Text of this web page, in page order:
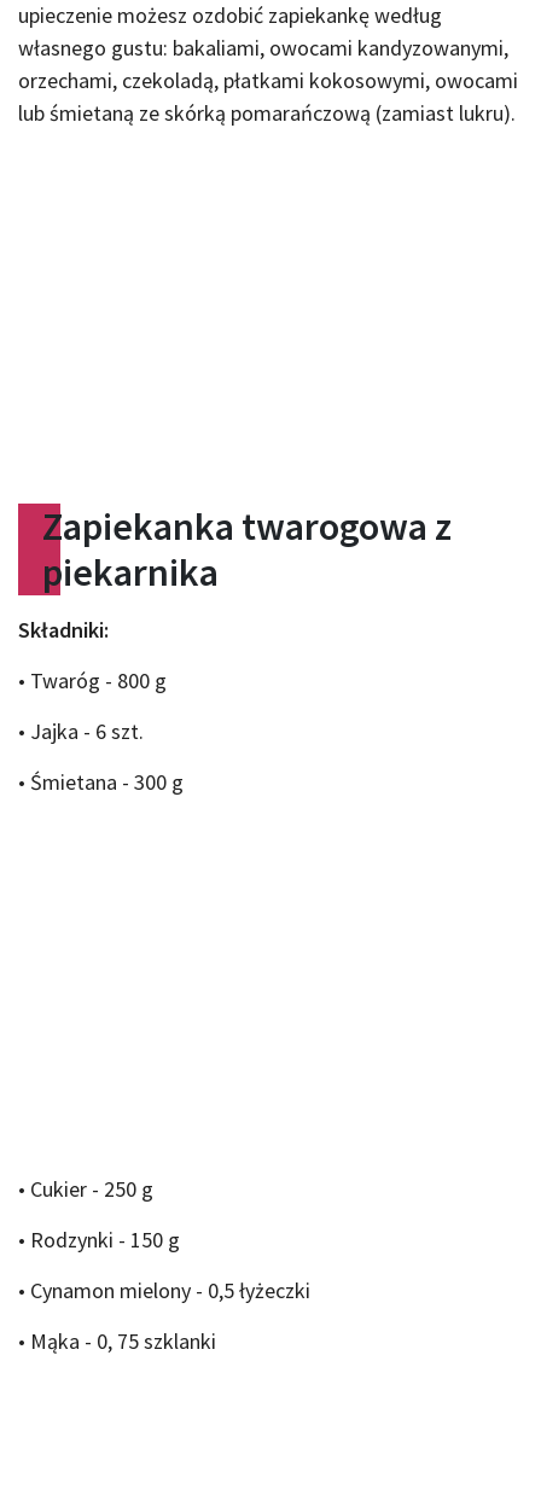
upieczenie możesz ozdobić zapiekankę według
własnego gustu: bakaliami, owocami kandyzowanymi,
orzechami, czekoladą, płatkami kokosowymi, owocami
lub śmietaną ze skórką pomarańczową (zamiast lukru).
Zapiekanka twarogowa z
piekarnika
Składniki:
• Twaróg - 800 g
• Jajka - 6 szt.
• Śmietana - 300 g
• Cukier - 250 g
• Rodzynki - 150 g
• Cynamon mielony - 0,5 łyżeczki
• Mąka - 0, 75 szklanki